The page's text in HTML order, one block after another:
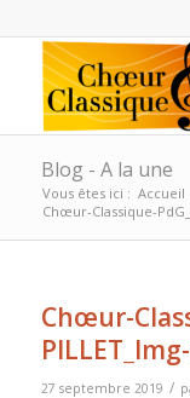
Blog - A la une
Vous êtes ici : Accueil
Chœur-Classique-
Chœur-
27 septembre 2019 /